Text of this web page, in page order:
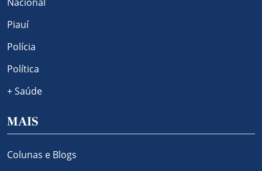
Piauí
Polícia
Política
+ Saúde
MAIS
Colunas e Blogs